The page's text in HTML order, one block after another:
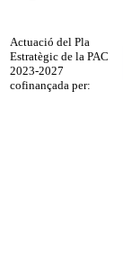
Actuació del Pla
Estratègic de la PAC
2023-2027
cofinançada per: